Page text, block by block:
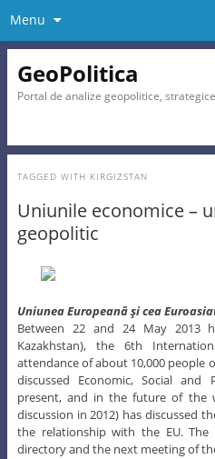
Menu
GeoPolitica
Portal de analize geopolitice,
TAGGED WITH KIRGIZSTAN
Uniunile economice –
geopolitic
Uniunea Europeană şi cea
Between 22 and 24 May 2013
Kazakhstan), the 6th
attendance of about 10,000 people
discussed Economic, Social
present, and in the future of the
discussion in 2012) has discussed
the relationship with the EU.
directory and the next meeting of